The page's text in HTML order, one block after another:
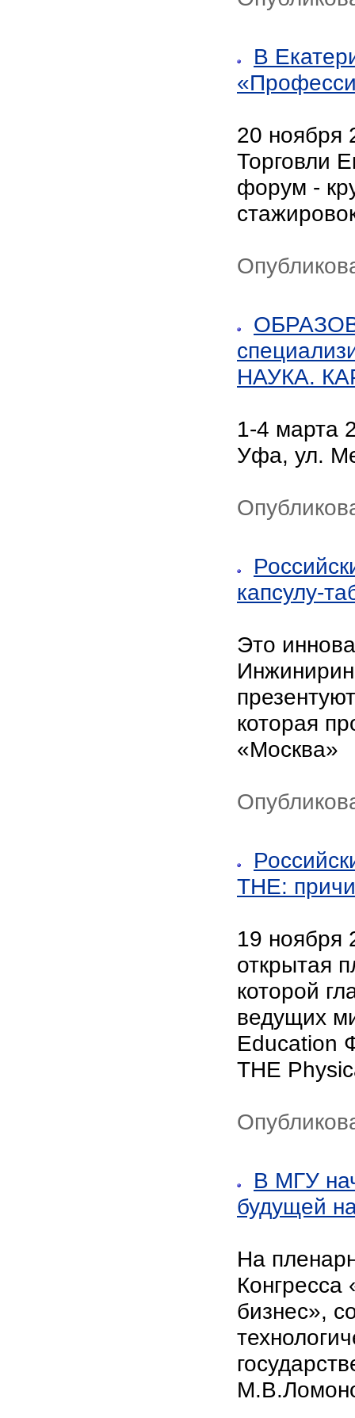
В
20 ноября
Торговли
форум -
НАУКА.
1-4 марта
Уфа, ул.
капсулу-
Это
которая
«Москва»
THE:
19 ноября
открытая
которой
ведущих
Education
THE
В МГУ
будущей
На
Конгресса
бизнес»,